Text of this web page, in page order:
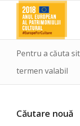
Pentru a căuta
termen valabil
Căutare nouă